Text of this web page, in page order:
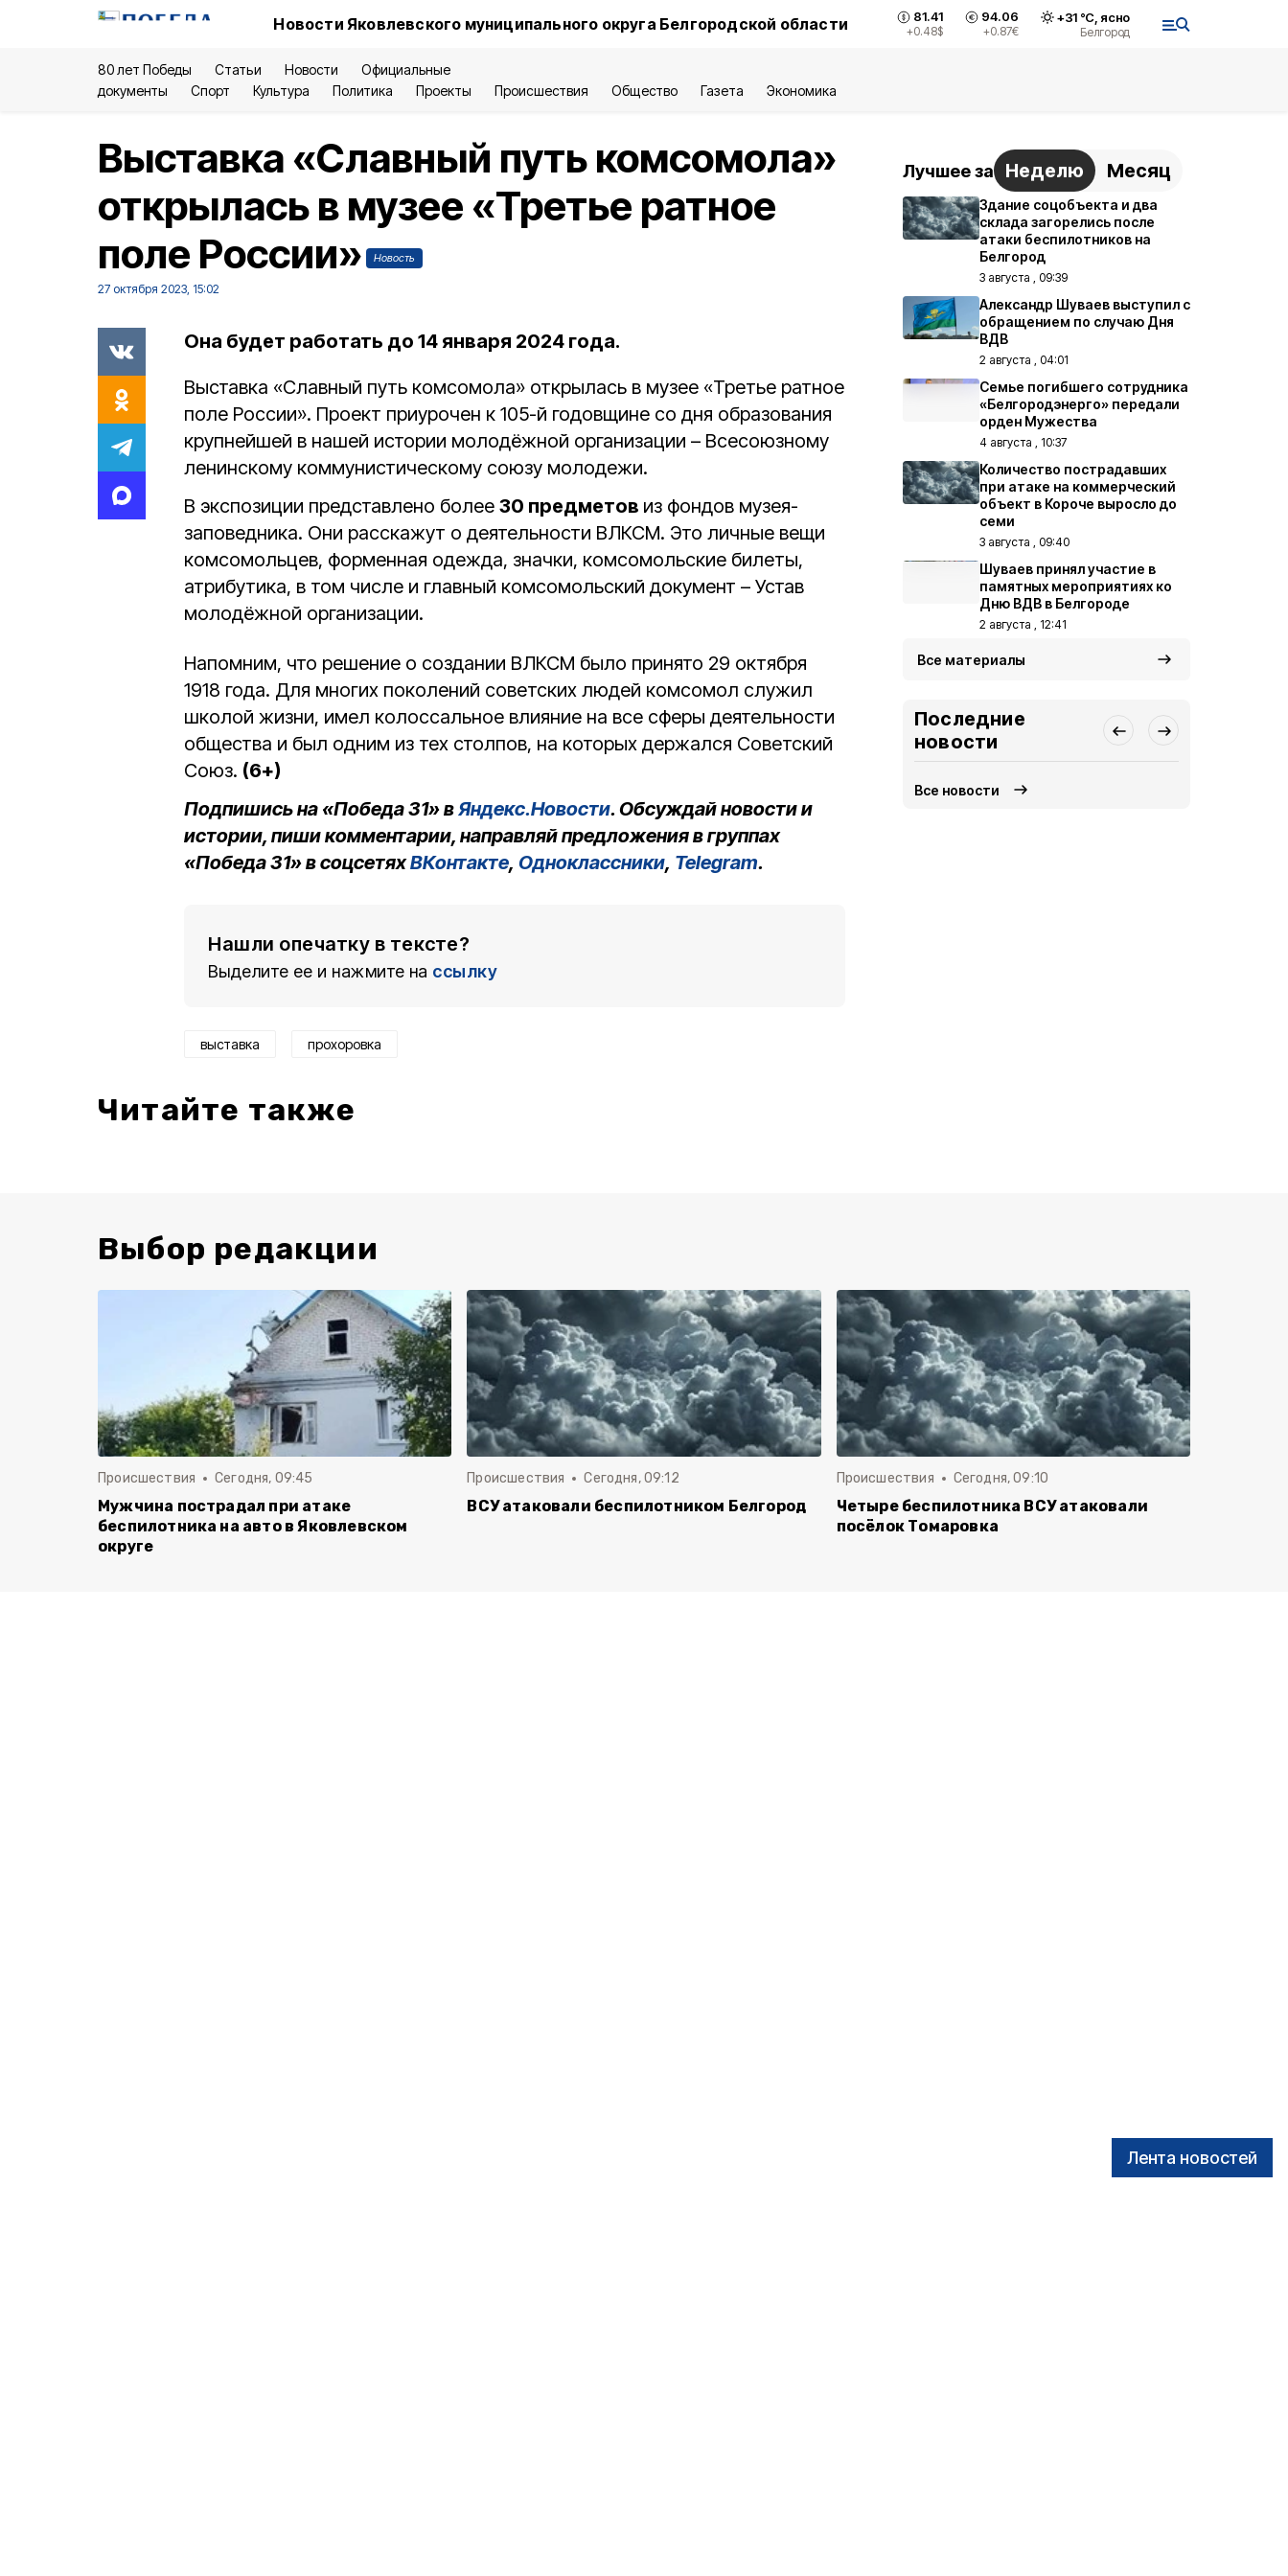
Новости Яковлевского муниципального округа Белгородской области 81.41
+0.48$
94.06
+0.87€
+31°С, ясно
Белгород
80 лет Победы Статьи Новости
Официальные
документы
Спорт Культура Политика Проекты Происшествия Общество Газета Экономика
Лента новостей
Выставка «Славный путь комсомола»
открылась в музее «Третье ратное
поле России»
Новость
27 октября 2023, 15:02
Она будет работать до 14 января 2024 года.
Выставка «Славный путь комсомола» открылась в музее «Третье ратное
поле России». Проект приурочен к 105-й годовщине со дня образования
крупнейшей в нашей истории молодёжной организации – Всесоюзному
ленинскому коммунистическому союзу молодежи.
В экспозиции представлено более 30 предметов из фондов музея-
заповедника. Они расскажут о деятельности ВЛКСМ. Это личные вещи
комсомольцев, форменная одежда, значки, комсомольские билеты,
атрибутика, в том числе и главный комсомольский документ – Устав
молодёжной организации.
Напомним, что решение о создании ВЛКСМ было принято 29 октября
1918 года. Для многих поколений советских людей комсомол служил
школой жизни, имел колоссальное влияние на все сферы деятельности
общества и был одним из тех столпов, на которых держался Советский
Союз. (6+)
Подпишись на «Победа 31» вЯндекс.Новости. Обсуждай новости и
истории, пиши комментарии, направляй предложения в группах
«Победа 31» в соцсетяхВКонтакте, Одноклассники, Telegram.
Нашли опечатку в тексте?
Выделите ее и нажмите на ссылку
выставка прохоровка
Читайте также
Лучшее за Неделю Месяц
Здание соцобъекта и два
склада загорелись после
атаки беспилотников на
Белгород
3 августа , 09:39
Александр Шуваев выступил с
обращением по случаю Дня
ВДВ
2 августа , 04:01
Семье погибшего сотрудника
«Белгородэнерго» передали
орден Мужества
4 августа , 10:37
Количество пострадавших
при атаке на коммерческий
объект в Короче выросло до
семи
3 августа , 09:40
Шуваев принял участие в
памятных мероприятиях ко
Дню ВДВ в Белгороде
2 августа , 12:41
Все материалы
Последние
новости
Все новости
Выбор редакции
Происшествия Сегодня, 09:45
Мужчина пострадал при атаке
беспилотника на авто в Яковлевском
округе
Происшествия Сегодня, 09:12
ВСУ атаковали беспилотником Белгород
Происшествия Сегодня, 09:10
Четыре беспилотника ВСУ атаковали
посёлок Томаровка